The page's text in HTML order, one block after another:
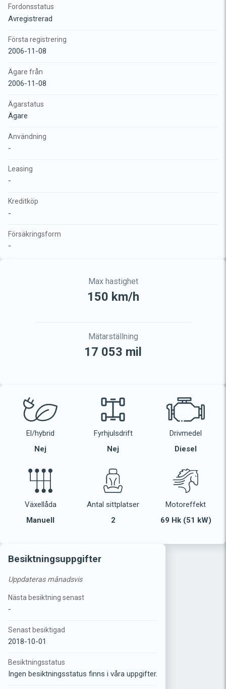
Fordonsstatus
Avregistrerad
Första registrering
2006-11-08
Ägare från
2006-11-08
Ägarstatus
Ägare
Användning
-
Leasing
-
Kreditköp
-
Försäkringsform
-
Max hastighet
150 km/h
Mätarställning
17 053 mil
El/hybrid
Nej
Fyrhjulsdrift
Nej
Drivmedel
Diesel
Växellåda
Manuell
Antal sittplatser
2
Motoreffekt
69 Hk (51 kW)
Besiktningsuppgifter
Uppdateras månadsvis
Nästa besiktning senast
-
Senast besiktigad
2018-10-01
Besiktningsstatus
Ingen besiktningsstatus finns i våra uppgifter.